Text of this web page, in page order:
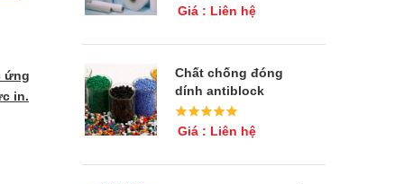
ứng
in.
Giá : Liên hệ
Chất chống đóng
dính antiblock
Giá : Liên hệ